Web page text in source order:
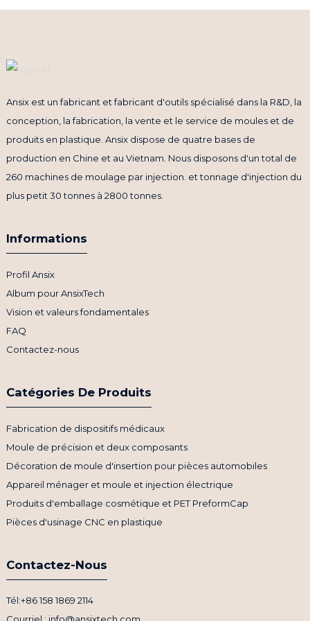
Ansix est un fabricant et fabricant d'outils spécialisé dans la R&D, la
conception, la fabrication, la vente et le service de moules et de
produits en plastique. Ansix dispose de quatre bases de
production en Chine et au Vietnam. Nous disposons d'un total de
260 machines de moulage par injection. et tonnage d'injection du
plus petit 30 tonnes à 2800 tonnes.
Informations
Profil Ansix
Album pour AnsixTech
Vision et valeurs fondamentales
FAQ
Contactez-nous
Catégories De Produits
Fabrication de dispositifs médicaux
Moule de précision et deux composants
Décoration de moule d'insertion pour pièces automobiles
Appareil ménager et moule et injection électrique
Produits d'emballage cosmétique et PET PreformCap
Pièces d'usinage CNC en plastique
Contactez-Nous
Tél:+86 158 1869 2114